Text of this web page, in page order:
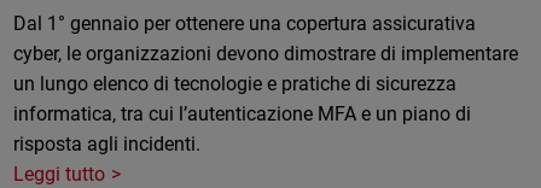
Dal 1° gennaio per ottenere una copertura assicurativa
cyber, le organizzazioni devono dimostrare di implementare
un lungo elenco di tecnologie e pratiche di sicurezza
informatica, tra cui l’autenticazione MFA e un piano di
risposta agli incidenti.
Leggi tutto